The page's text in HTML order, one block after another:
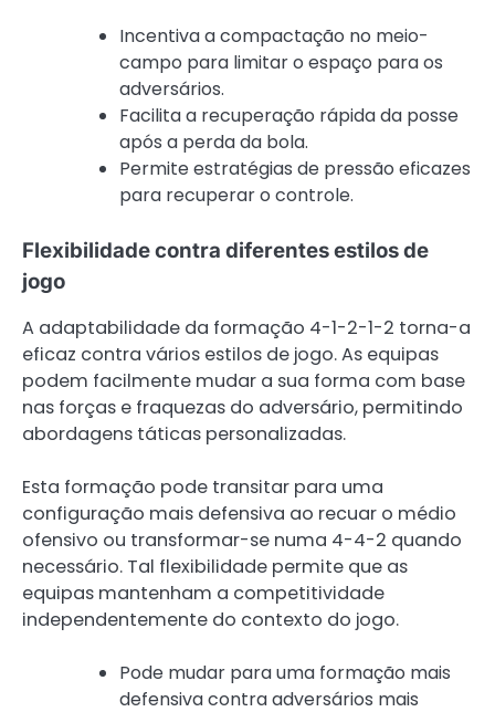
Incentiva a compactação no meio-
campo para limitar o espaço para os
adversários.
Facilita a recuperação rápida da posse
após a perda da bola.
Permite estratégias de pressão eficazes
para recuperar o controle.
Flexibilidade contra diferentes estilos de
jogo
A adaptabilidade da formação 4-1-2-1-2 torna-a
eficaz contra vários estilos de jogo. As equipas
podem facilmente mudar a sua forma com base
nas forças e fraquezas do adversário, permitindo
abordagens táticas personalizadas.
Esta formação pode transitar para uma
configuração mais defensiva ao recuar o médio
ofensivo ou transformar-se numa 4-4-2 quando
necessário. Tal flexibilidade permite que as
equipas mantenham a competitividade
independentemente do contexto do jogo.
Pode mudar para uma formação mais
defensiva contra adversários mais